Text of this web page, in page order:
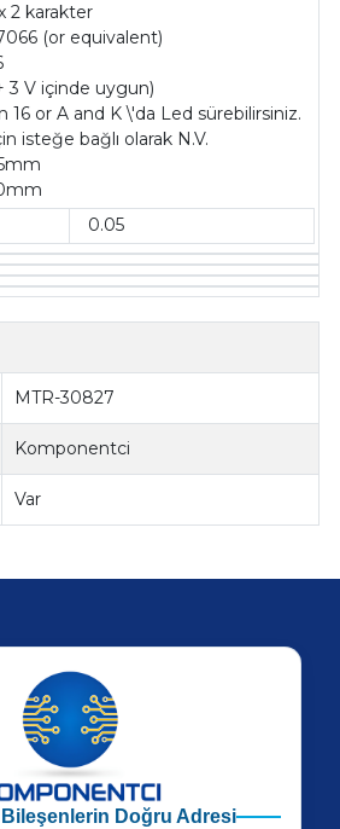
2 karakter
(or equivalent)
3 V içinde uygun)
16 or A and K \'da Led sürebilirsiniz.
isteğe bağlı olarak N.V.
0.05
MTR-30827
Komponentci
Var
Doğru Adresi